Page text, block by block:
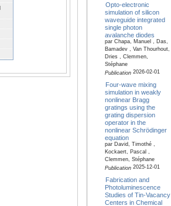
Opto-electronic
simulation of silicon
waveguide integrated
single photon
avalanche diodes
par Chapa, Manuel , Das,
Bamadev , Van Thourhout,
Dries , Clemmen,
Stéphane
Publication2026-02-01
Four-wave mixing
simulation in weakly
nonlinear Bragg
gratings using the
grating dispersion
operator in the
nonlinear Schrödinger
equation
par David, Timothé ,
Kockaert, Pascal ,
Clemmen, Stéphane
Publication2025-12-01
Fabrication and
Photoluminescence
Studies of Tin-Vacancy
Centers in Chemical